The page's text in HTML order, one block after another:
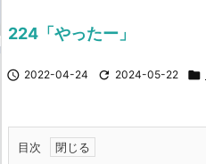
224「やったー」
 2022-04-24  2024-05-22 
目次